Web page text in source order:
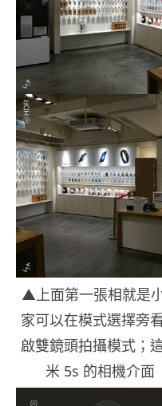
▲上面第一張相就是
家可以在模式選擇旁
啟雙鏡頭拍攝模式；
米 5s 的相機介面